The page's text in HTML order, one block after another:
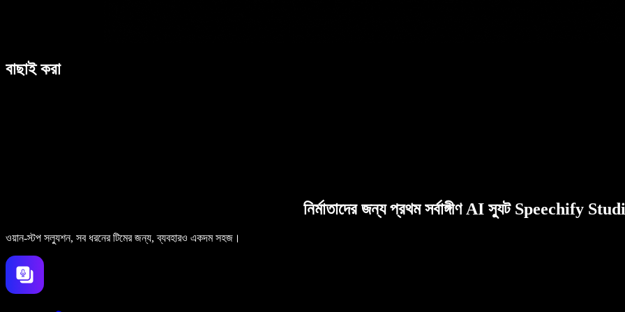
বাছাই করা
নির্মাতাদের জন্য প্রথম সর্বাঙ্গীণ AI স্যুট Speechify
ওয়ান-স্টপ সল্যুশন, সব ধরনের টিমের জন্য, ব্যবহারও একদম সহজ।